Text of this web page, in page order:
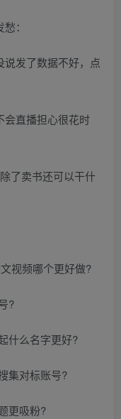
：
说发了数据不好，点
会直播担心很花时
了卖书还可以干什
视频哪个更好做?
?
什么名字更好?
集对标账号?
更吸粉?